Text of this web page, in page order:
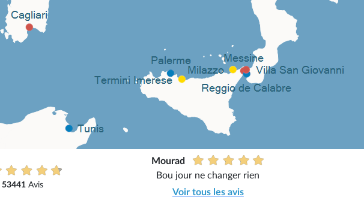
53441Avis
Mourad
Bou jour ne changer rien
Voir tous les avis